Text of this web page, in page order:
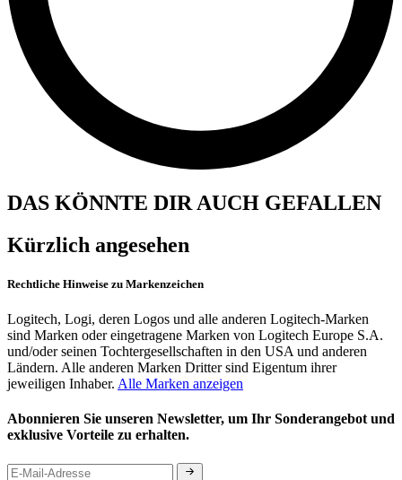
DAS KÖNNTE DIR AUCH GEFALLEN
Kürzlich angesehen
Rechtliche Hinweise zu Markenzeichen
Logitech, Logi, deren Logos und alle anderen Logitech-Marken
sind Marken oder eingetragene Marken von Logitech Europe S.A.
und/oder seinen Tochtergesellschaften in den USA und anderen
Ländern. Alle anderen Marken Dritter sind Eigentum ihrer
jeweiligen Inhaber. Alle Marken anzeigen
Abonnieren Sie unseren Newsletter, um Ihr Sonderangebot und
exklusive Vorteile zu erhalten.